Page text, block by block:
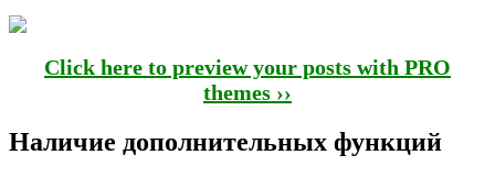
Click here to preview your posts with PRO
themes ››
Наличие дополнительных функций